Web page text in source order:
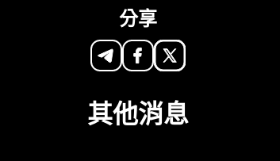
分享
其他消息